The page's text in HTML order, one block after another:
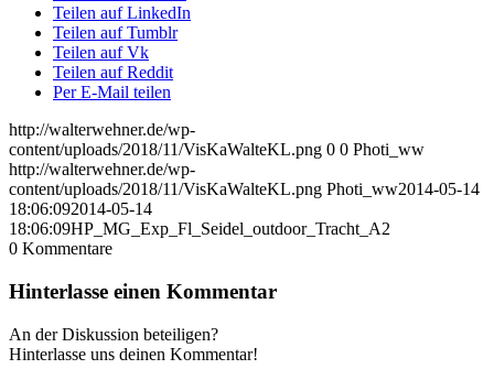
Teilen auf LinkedIn
Teilen auf Tumblr
Teilen auf Vk
Teilen auf Reddit
Per E-Mail teilen
http://walterwehner.de/wp-
content/uploads/2018/11/VisKaWalteKL.png 0 0 Photi_ww
http://walterwehner.de/wp-
content/uploads/2018/11/VisKaWalteKL.png Photi_ww2014-05-14
18:06:092014-05-14
18:06:09HP_MG_Exp_Fl_Seidel_outdoor_Tracht_A2
0 Kommentare
Hinterlasse einen Kommentar
An der Diskussion beteiligen?
Hinterlasse uns deinen Kommentar!